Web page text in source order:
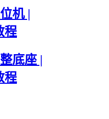
机 |
程
底座 |
程